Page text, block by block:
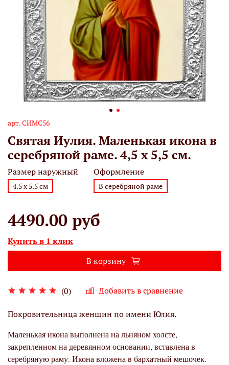
арт.СИМС56
Святая Иулия. Маленькая икона в
серебряной раме. 4,5 х 5,5 см.
(0) Добавить в сравнение
Размер наружный
4.5 х 5.5 см
Оформление
В серебряной раме
4490.00 руб
Купить в 1 клик
В корзину
Покровительница женщин по имени Юлия.
Маленькая икона выполнена на льняном холсте,
закрепленном на деревянном основании, вставлена в
серебряную раму. Икона вложена в бархатный мешочек.